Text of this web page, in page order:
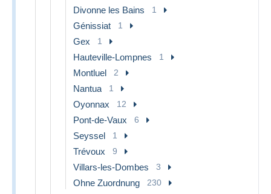
Divonne les Bains 1
Génissiat 1
Gex 1
Hauteville-Lompnes 1
Montluel 2
Nantua 1
Oyonnax 12
Pont-de-Vaux 6
Seyssel 1
Trévoux 9
Villars-les-Dombes 3
Ohne Zuordnung 230